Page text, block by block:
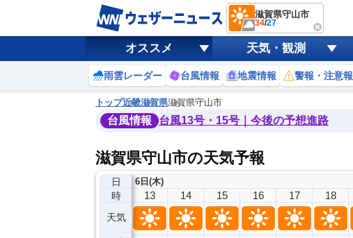
滋賀県守山市
34/27
オススメ 天気・観測
雨雲レーダー 台風情報 地震情報 警報・注意報
トップ近畿滋賀県滋賀県守山市
台風情報 台風13号・15号｜今後の予想進路
滋賀県守山市の天気予報
日
時
天気
6日(木)
12 13 14 15 16 17 18